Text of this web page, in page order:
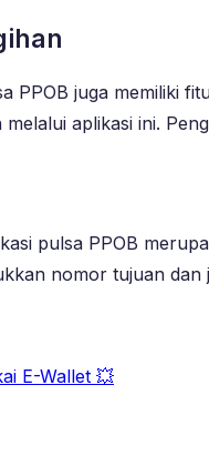
PPOB juga memiliki
aplikasi ini.
pulsa PPOB
nomor tujuan
E-Wallet 💥